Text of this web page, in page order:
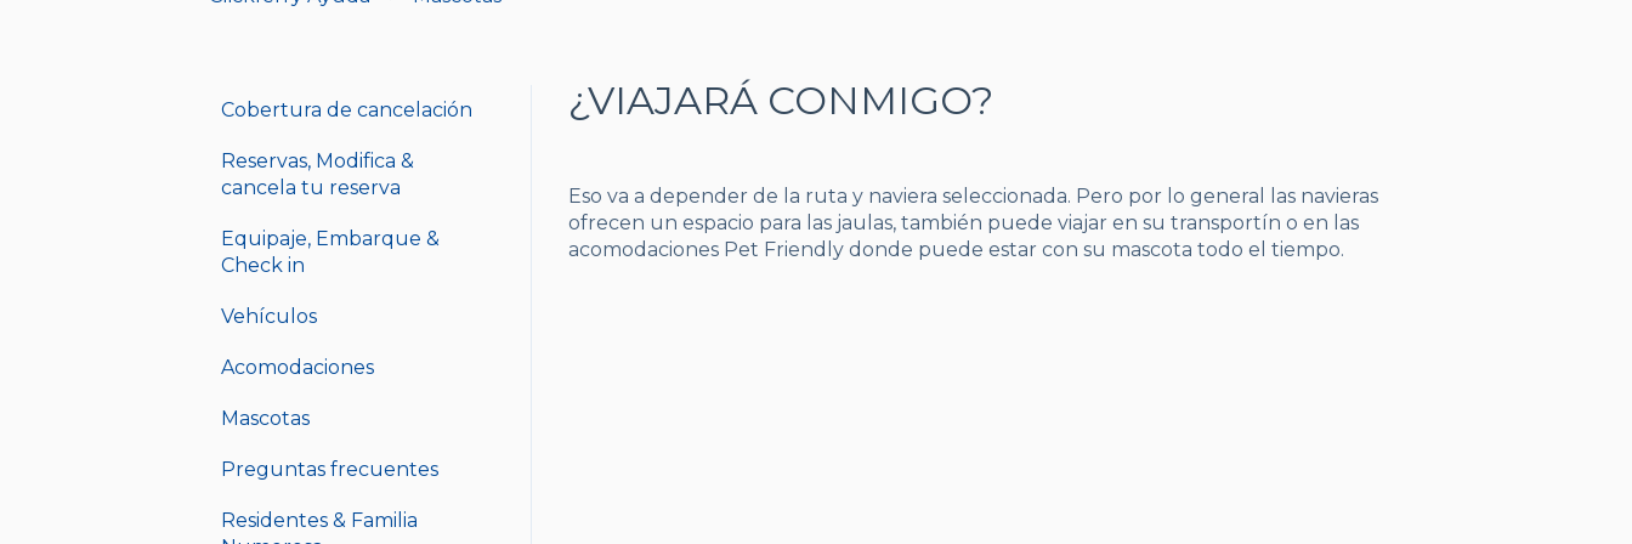
¿VIAJARÁ CONMIGO?
Eso va a depender de la ruta y naviera seleccionada. Pero por lo general las navieras
ofrecen un espacio para las jaulas, también puede viajar en su transportín o en las
acomodaciones Pet Friendly donde puede estar con su mascota todo el tiempo.
Cobertura de cancelación
Reservas, Modifica &
cancela tu reserva
Equipaje, Embarque &
Check in
Vehículos
Acomodaciones
Mascotas
Preguntas frecuentes
Residentes & Familia